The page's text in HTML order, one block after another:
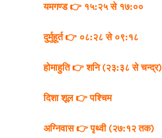
यमगण्ड 👉 १५:२५ से १७:००
दुर्मुहूर्त 👉 ०८:२८ से ०९:१८
होमाहुति 👉 शनि (२३:३८ से चन्द्र)
दिशा शूल 👉 पश्चिम
अग्निवास 👉 पृथ्वी (२७:१२ तक)